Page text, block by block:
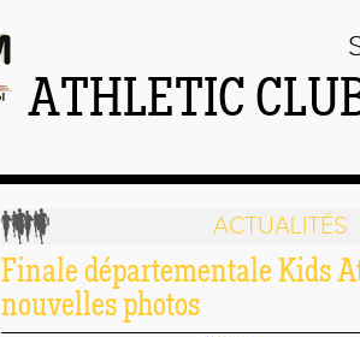
ATHLETIC
ACTUALITÉS
Finale départementale Kids
nouvelles photos